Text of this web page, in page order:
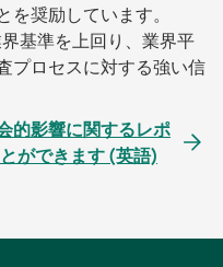
を奨励しています。
基準を上回り、業界平
プロセスに対する強い信
的影響に関するレポ
ができます (英語)